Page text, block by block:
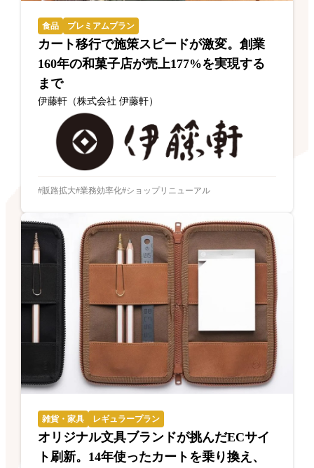
食品 プレミアムプラン
カート移行で施策スピードが激変。創業
160年の和菓子店が売上177%を実現する
まで
伊藤軒（株式会社 伊藤軒）
販路拡大 業務効率化 ショップリニューアル
雑貨・家具 レギュラープラン
オリジナル文具ブランドが挑んだECサイ
ト刷新。14年使ったカートを乗り換え、